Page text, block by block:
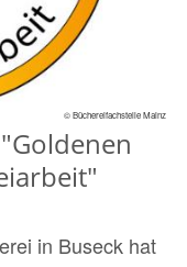
© Büchereifachstelle Mainz
in Buseck hat